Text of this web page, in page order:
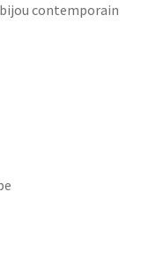
contemporain